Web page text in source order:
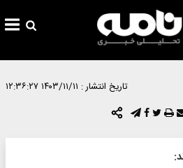
تاریخ انتشار : ۱۴۰۳/۱۱/۱۱ ۱۲:۳۶:۲۷